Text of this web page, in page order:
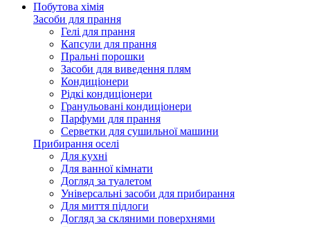
Побутова хімія
Засоби для прання
Гелі для прання
Капсули для прання
Пральні порошки
Засоби для виведення плям
Кондиціонери
Рідкі кондиціонери
Гранульовані кондиціонери
Парфуми для прання
Серветки для сушильної машини
Прибирання оселі
Для кухні
Для ванної кімнати
Догляд за туалетом
Універсальні засоби для прибирання
Для миття підлоги
Догляд за скляними поверхнями